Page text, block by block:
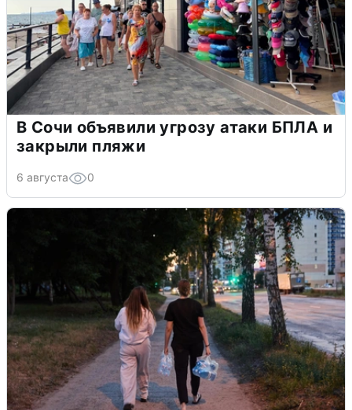
В Сочи объявили угрозу атаки БПЛА и
закрыли пляжи
6 августа 0